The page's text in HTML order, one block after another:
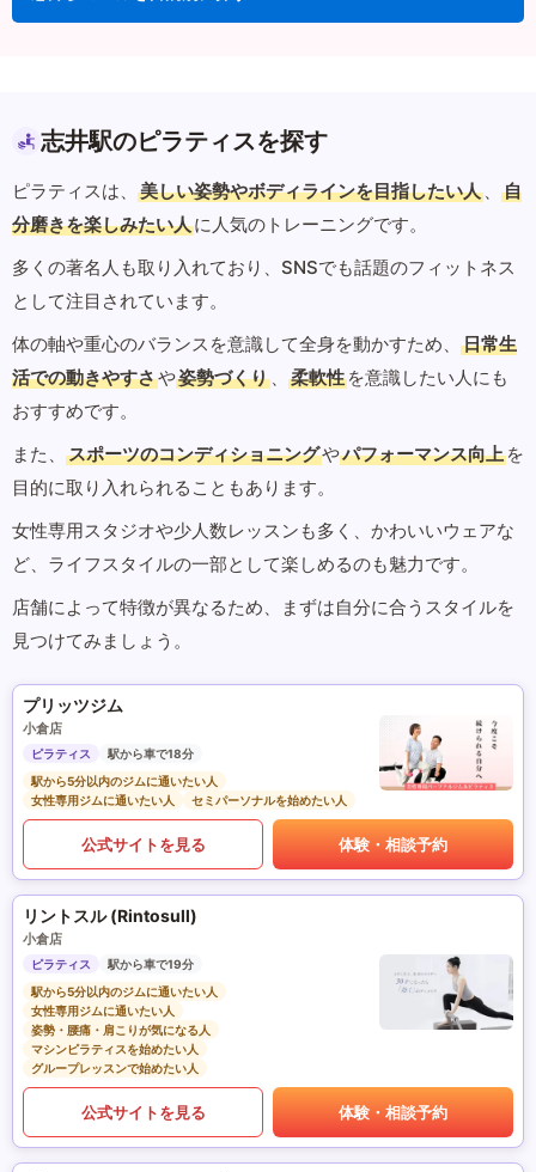
志井駅のピラティスを探す
ピラティスは、 美しい姿勢やボディラインを目指したい人 、
自
分磨きを楽しみたい人に人気のトレーニングです。
多くの著名人も取り入れており、SNSでも話題のフィットネス
として注目されています。
体の軸や重心のバランスを意識して全身を動かすため、
日常生
活での動きやすさや姿勢づくり 、 柔軟性 を意識したい人にも
おすすめです。
また、
スポーツのコンディショニングやパフォーマンス向上 を
目的に取り入れられることもあります。
女性専用スタジオや少人数レッスンも多く、かわいいウェアな
ど、ライフスタイルの一部として楽しめるのも魅力です。
店舗によって特徴が異なるため、まずは自分に合うスタイルを
見つけてみましょう。
プリッツジム
小倉店
ピラティス
駅から車で18分
駅から5分以内のジムに通いたい人
女性専用ジムに通いたい人
セミパーソナルを始めたい人
公式サイトを見る 体験・相談予約
リントスル (Rintosull)
小倉店
ピラティス
駅から車で19分
駅から5分以内のジムに通いたい人
女性専用ジムに通いたい人
姿勢・腰痛・肩こりが気になる人
マシンピラティスを始めたい人
グループレッスンで始めたい人
公式サイトを見る 体験・相談予約